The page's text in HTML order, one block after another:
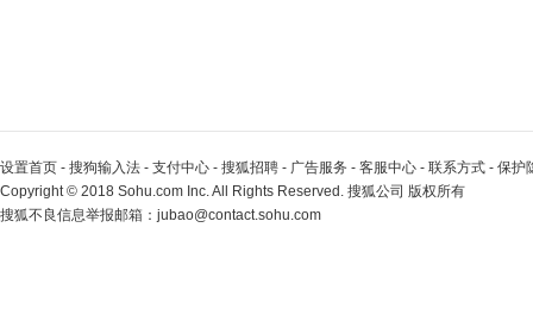
设置首页 - 搜狗输入法 - 支付中心 - 搜狐招聘 - 广告服务 - 客服中心 - 联系方式 - 保护
Copyright© 2018 Sohu.com Inc. All Rights Reserved. 搜狐公司 版权所有
搜狐不良信息举报邮箱： jubao@contact.sohu.com